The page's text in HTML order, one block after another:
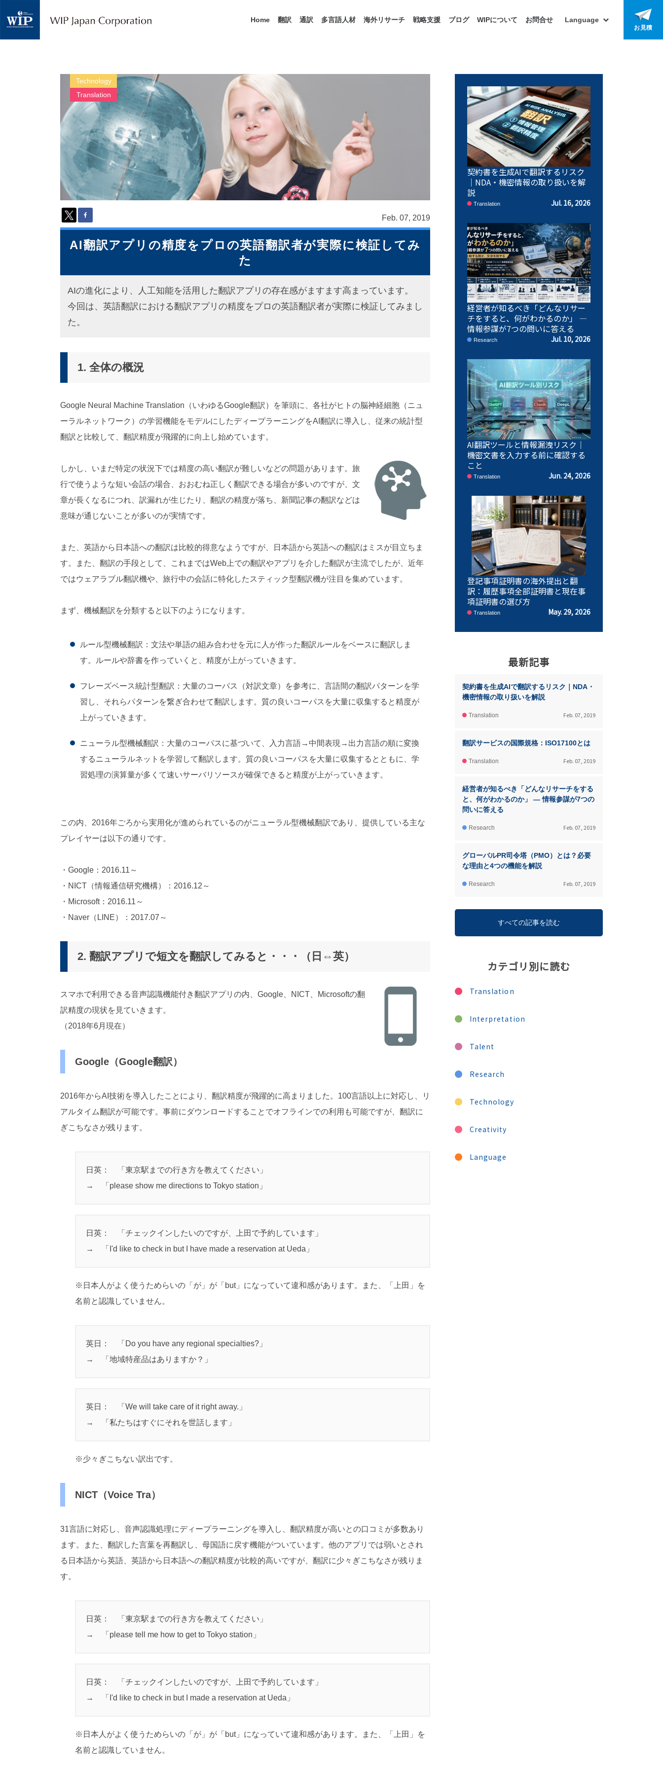
P
｜
翻
訳
・
通
訳
・
海
外
査
・
人
の
語
サ
ー
ビ
1
0
国
）
Home 翻訳 通訳 多言語人材 海外リサーチ 戦略支援 ブログ WIPについて お問合せ Language
お見積
Technology
Translation
Feb. 07, 2019
AI翻訳アプリの精度をプロの英語翻訳者が実際に検証してみ
た
AIの進化により、人工知能を活用した翻訳アプリの存在感がますます高まっています。
今回は、英語翻訳における翻訳アプリの精度をプロの英語翻訳者が実際に検証してみまし
た。
1. 全体の概況
Google Neural Machine Translation（いわゆるGoogle翻訳）を筆頭に、各社がヒトの脳神経細胞（ニュ
ーラルネットワーク）の学習機能をモデルにしたディープラーニングをAI翻訳に導入し、従来の統計型
翻訳と比較して、翻訳精度が飛躍的に向上し始めています。
しかし、いまだ特定の状況下では精度の高い翻訳が難しいなどの問題があります。旅
行で使うような短い会話の場合、おおむね正しく翻訳できる場合が多いのですが、文
章が長くなるにつれ、訳漏れが生じたり、翻訳の精度が落ち、新聞記事の翻訳などは
意味が通じないことが多いのが実情です。
また、英語から日本語への翻訳は比較的得意なようですが、日本語から英語への翻訳はミスが目立ちま
す。また、翻訳の手段として、これまではWeb上での翻訳やアプリを介した翻訳が主流でしたが、近年
ではウェアラブル翻訳機や、旅行中の会話に特化したスティック型翻訳機が注目を集めています。
まず、機械翻訳を分類すると以下のようになります。
ルール型機械翻訳：文法や単語の組み合わせを元に人が作った翻訳ルールをベースに翻訳しま
す。ルールや辞書を作っていくと、精度が上がっていきます。
フレーズベース統計型翻訳：大量のコーパス（対訳文章）を参考に、言語間の翻訳パターンを学
習し、それらパターンを繋ぎ合わせて翻訳します。質の良いコーパスを大量に収集すると精度が
上がっていきます。
ニューラル型機械翻訳：大量のコーパスに基づいて、入力言語→中間表現→出力言語の順に変換
するニューラルネットを学習して翻訳します。質の良いコーパスを大量に収集するとともに、学
習処理の演算量が多くて速いサーバリソースが確保できると精度が上がっていきます。
この内、2016年ごろから実用化が進められているのがニューラル型機械翻訳であり、提供している主な
プレイヤーは以下の通りです。
・Google：2016.11～
・NICT（情報通信研究機構）：2016.12～
・Microsoft：2016.11～
・Naver（LINE）：2017.07～
2. 翻訳アプリで短文を翻訳してみると・・・（日⇔英）
スマホで利用できる音声認識機能付き翻訳アプリの内、Google、NICT、Microsoftの翻
訳精度の現状を見ていきます。
（2018年6月現在）
Google（Google翻訳）
2016年からAI技術を導入したことにより、翻訳精度が飛躍的に高まりました。100言語以上に対応し、リ
アルタイム翻訳が可能です。事前にダウンロードすることでオフラインでの利用も可能ですが、翻訳に
ぎこちなさが残ります。
日英： 「東京駅までの行き方を教えてください」
→ 「please show me directions to Tokyo station」
日英： 「チェックインしたいのですが、上田で予約しています」
→ 「I'd like to check in but I have made a reservation at Ueda」
※日本人がよく使うためらいの「が」が「but」になっていて違和感があります。また、「上田」を
名前と認識していません。
英日： 「Do you have any regional specialties?」
→ 「地域特産品はありますか？」
英日： 「We will take care of it right away.」
→ 「私たちはすぐにそれを世話します」
※少々ぎこちない訳出です。
NICT（Voice Tra）
31言語に対応し、音声認識処理にディープラーニングを導入し、翻訳精度が高いとの口コミが多数あり
ます。また、翻訳した言葉を再翻訳し、母国語に戻す機能がついています。他のアプリでは弱いとされ
る日本語から英語、英語から日本語への翻訳精度が比較的高いですが、翻訳に少々ぎこちなさが残りま
す。
日英： 「東京駅までの行き方を教えてください」
→ 「please tell me how to get to Tokyo station」
日英： 「チェックインしたいのですが、上田で予約しています」
→ 「I'd like to check in but I made a reservation at Ueda」
※日本人がよく使うためらいの「が」が「but」になっていて違和感があります。また、「上田」を
名前と認識していません。
契約書を生成AIで翻訳するリスク
｜NDA・機密情報の取り扱いを解
説
Translation Jul. 16, 2026
経営者が知るべき「どんなリサー
チをすると、何がわかるのか」 ―
情報参謀が7つの問いに答える
Research Jul. 10, 2026
AI翻訳ツールと情報漏洩リスク｜
機密文書を入力する前に確認する
こと
Translation Jun. 24, 2026
登記事項証明書の海外提出と翻
訳：履歴事項全部証明書と現在事
項証明書の選び方
Translation May. 29, 2026
最新記事
契約書を生成AIで翻訳するリスク｜NDA・
機密情報の取り扱いを解説
Translation Feb. 07, 2019
翻訳サービスの国際規格：ISO17100とは
Translation Feb. 07, 2019
経営者が知るべき「どんなリサーチをする
と、何がわかるのか」 ― 情報参謀が7つの
問いに答える
Research Feb. 07, 2019
グローバルPR司令塔（PMO）とは？必要
な理由と4つの機能を解説
Research Feb. 07, 2019
すべての記事を読む
カテゴリ別に読む
Translation
Interpretation
Talent
Research
Technology
Creativity
Language